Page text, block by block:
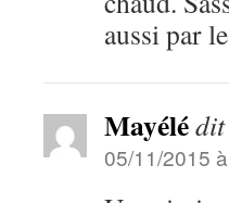
aussi par
Mayélé
05/11/2015